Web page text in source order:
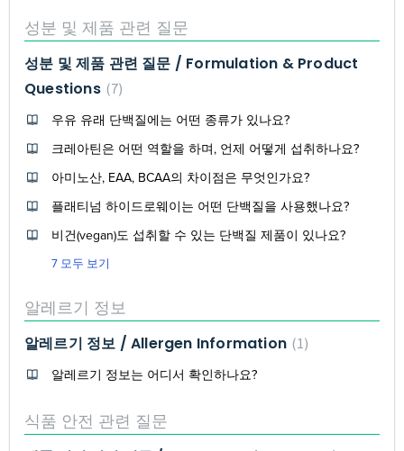
성분 및 제품 관련 질문
성분 및 제품 관련 질문 / Formulation & Product
Questions
7
우유 유래 단백질에는 어떤 종류가 있나요?
크레아틴은 어떤 역할을 하며, 언제 어떻게 섭취하나요?
아미노산, EAA, BCAA의 차이점은 무엇인가요?
플래티넘 하이드로웨이는 어떤 단백질을 사용했나요?
비건(vegan)도 섭취할 수 있는 단백질 제품이 있나요?
7 모두 보기
알레르기 정보
알레르기 정보 / Allergen Information 1
알레르기 정보는 어디서 확인하나요?
식품 안전 관련 질문